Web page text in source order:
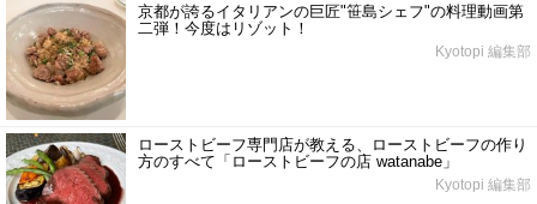
京都が誇るイタリアンの巨匠"笹島シェフ"の料理動画第
二弾！今度はリゾット！
Kyotopi 編集部
ローストビーフ専門店が教える、ローストビーフの作り
方のすべて「ローストビーフの店 watanabe」
Kyotopi 編集部